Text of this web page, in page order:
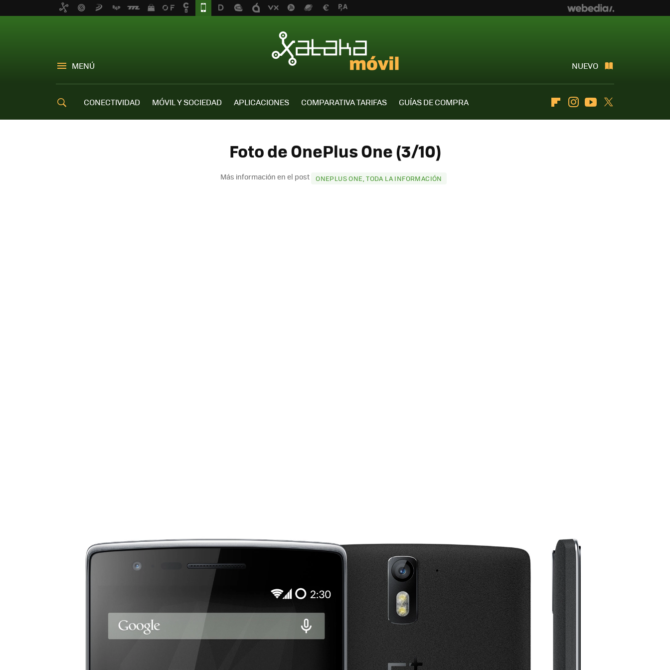
MENÚ NUEVO
CONECTIVIDAD MÓVIL Y SOCIEDAD APLICACIONES COMPARATIVA TARIFAS
GUÍAS DE COMPRA
FlipboardInstagramYoutube
Foto de OnePlus One (3/10)
Más información en el post ONEPLUS ONE, TODA LA INFORMACIÓN